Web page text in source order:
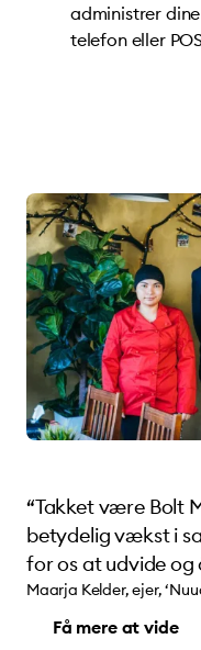
administrer
telefon eller
“Takket være Bolt
betydelig vækst i
for os at udvide og
Maarja Kelder, ejer,
Få mere at vide